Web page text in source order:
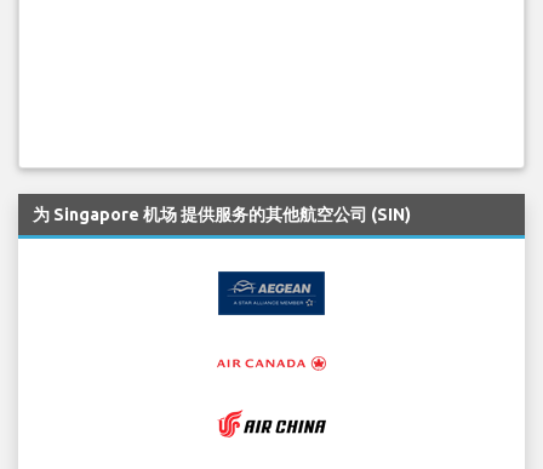
为 Singapore 机场 提供服务的其他航空公司 (SIN)